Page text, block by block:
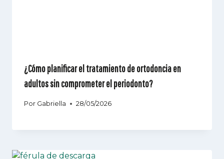
¿Cómo planificar el tratamiento de ortodoncia en
adultos sin comprometer el periodonto?
Por Gabriella 28/05/2026